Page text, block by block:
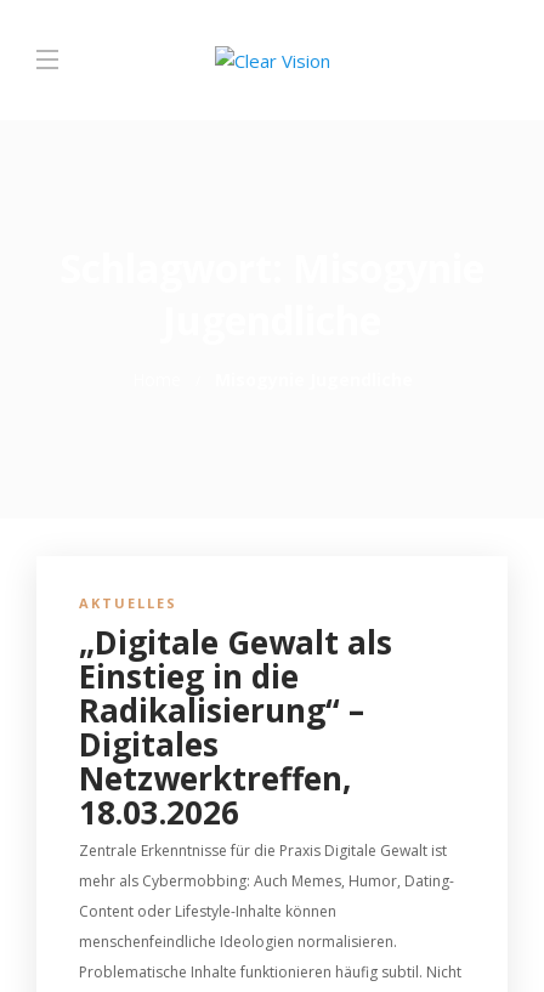
AKTUELLES
„Digitale Gewalt als
Einstieg in die
Radikalisierung“ –
Digitales
Netzwerktreffen,
18.03.2026
Zentrale Erkenntnisse für die Praxis Digitale Gewalt ist
mehr als Cybermobbing: Auch Memes, Humor, Dating-
Content oder Lifestyle-Inhalte können
menschenfeindliche Ideologien normalisieren.
Problematische Inhalte funktionieren häufig subtil. Nicht